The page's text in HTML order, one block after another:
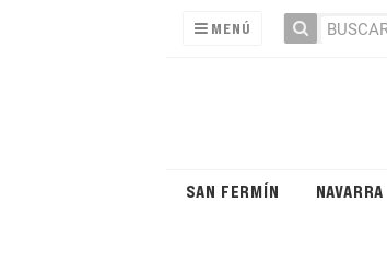
MENÚ
SAN FERMÍN NAVARRA